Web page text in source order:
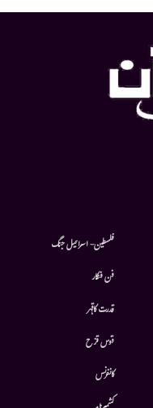
فلسطین- اسرائیل جنگ
فن فنکار
قدرت کاقہر
قوس قزح
کانفرنس